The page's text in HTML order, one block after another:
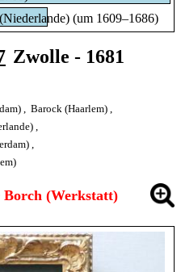
(um 1609–1686)
Zwolle - 1681
, Barock (Haarlem) ,
,
,
(Werkstatt)